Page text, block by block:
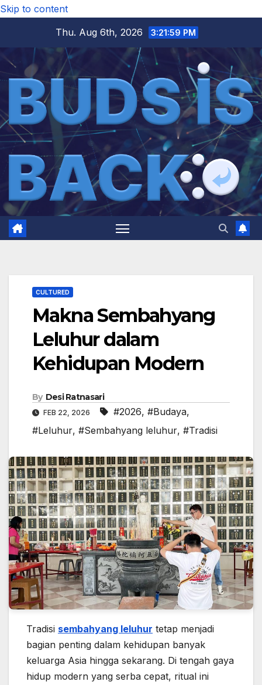
Skip to content
Thu. Aug 6th, 2026
3:22:01 PM
CULTURED
Makna Sembahyang
Leluhur dalam
Kehidupan Modern
By Desi Ratnasari
FEB 22, 2026 #2026, #Budaya,
#Leluhur, #Sembahyang leluhur, #Tradisi
Tradisi sembahyang leluhur tetap menjadi
bagian penting dalam kehidupan banyak
keluarga Asia hingga sekarang. Di tengah gaya
hidup modern yang serba cepat, ritual ini